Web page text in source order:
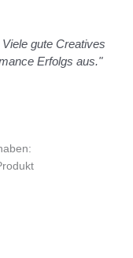
gute Creatives
Erfolgs aus."